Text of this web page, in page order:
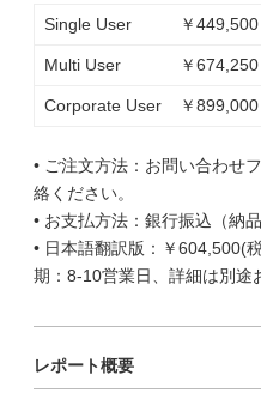
Single User
￥
Multi User ￥
Corporate User ￥
• ご注文方法：お問い合わせ
絡ください。
• お支払方法：銀行振込（納
• 日本語翻訳版：￥604,500(
期：8-10営業日、詳細は別途
レポート概要